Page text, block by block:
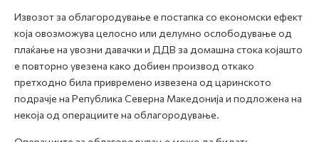
Е-Весник
Извозот за облагородување е постапка со економски ефект
која овозможува целосно или делумно ослободување од
плаќање на увозни давачки и ДДВ за домашна стока којашто
е повторно увезена како добиен производ откако
претходно била привремено извезена од царинското
подрачје на Република Северна Македонија и подложена на
некоја од операциите на облагородување.